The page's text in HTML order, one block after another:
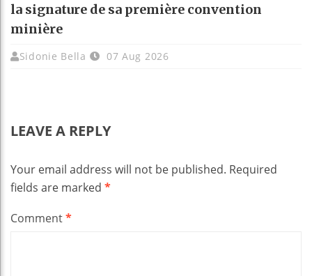
la signature de sa première convention
minière
Sidonie Bella 07 Aug 2026
LEAVE A REPLY
Your email address will not be published. Required
fields are marked *
Comment*